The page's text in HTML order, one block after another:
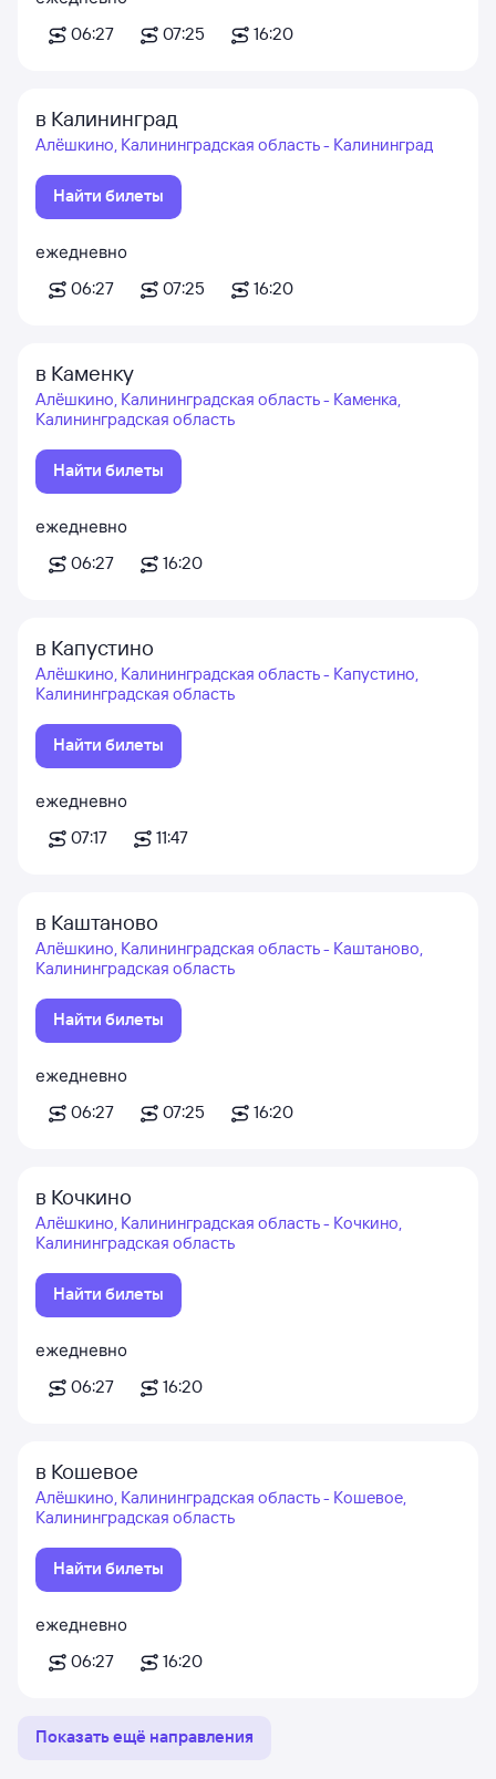
06:27
07:25 16:20
в Калининград
Алёшкино, Калининградская область - Калининград
Найти билеты
ежедневно
06:27
07:25 16:20
в Каменку
Алёшкино, Калининградская область - Каменка,
Калининградская область
Найти билеты
ежедневно
06:27
16:20
в Капустино
Алёшкино, Калининградская область - Капустино,
Калининградская область
Найти билеты
ежедневно
07:17
11:47
в Каштаново
Алёшкино, Калининградская область - Каштаново,
Калининградская область
Найти билеты
ежедневно
06:27
07:25 16:20
в Кочкино
Алёшкино, Калининградская область - Кочкино,
Калининградская область
Найти билеты
ежедневно
06:27
16:20
в Кошевое
Алёшкино, Калининградская область - Кошевое,
Калининградская область
Найти билеты
ежедневно
06:27
16:20
Показать ещё направления